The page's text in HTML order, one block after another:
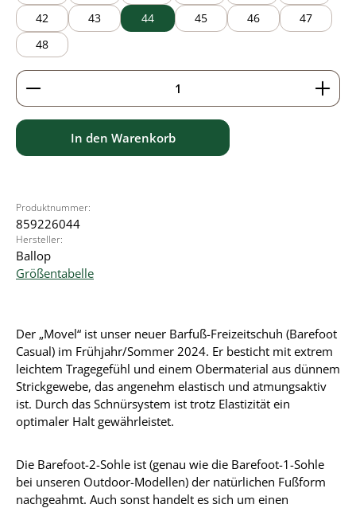
42
43 44 45 46
47
48
Produkt Anzahl: Gib den gewünschten Wert ein
In den Warenkorb
Produktnummer:
859226044
Hersteller:
Ballop
Größentabelle
Der „Movel“ ist unser neuer Barfuß-Freizeitschuh (Barefoot
Casual) im Frühjahr/Sommer 2024. Er besticht mit extrem
leichtem Tragegefühl und einem Obermaterial aus dünnem
Strickgewebe, das angenehm elastisch und atmungsaktiv
ist. Durch das Schnürsystem ist trotz Elastizität ein
optimaler Halt gewährleistet.
Die Barefoot-2-Sohle ist (genau wie die Barefoot-1-Sohle
bei unseren Outdoor-Modellen) der natürlichen Fußform
nachgeahmt. Auch sonst handelt es sich um einen